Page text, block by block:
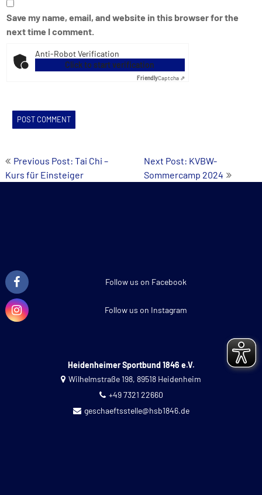
Save my name, email, and website in this browser for the
next time I comment.
Anti-Robot Verification
Click to start verification
FriendlyCaptcha ⇗
Post
navigation
Previous Post: Tai Chi –
Kurs für Einsteiger
Next Post: KVBW-
Sommercamp 2024
Follow us on Facebook
Follow us on Instagram
Heidenheimer Sportbund 1846 e.V.
Wilhelmstraße 198, 89518 Heidenheim
+49 7321 22660
geschaeftsstelle@hsb1846.de